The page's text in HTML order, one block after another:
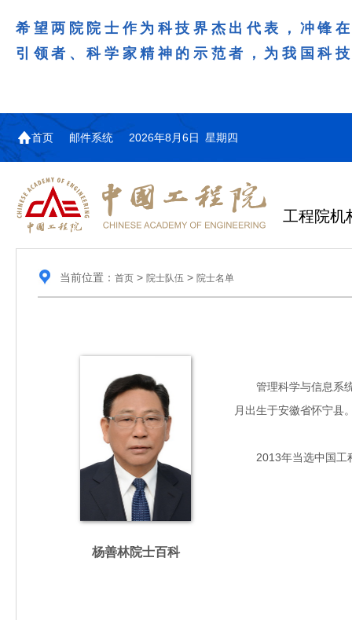
希望两院院士作为科技界杰出代表，冲锋
引领者、科学家精神的示范者，为我国科
首页 邮件系统 2026年8月6日 星期四
工程院机
当前位置： 首页> 院士队伍 > 院士名单
杨善林院士百科
管理科学与信息系统
月出生于安徽省怀宁县
2013年当选中国工